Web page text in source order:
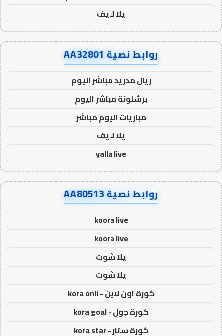
يلا لايف
روابط نصية AA32801
ريال مدريد مباشر اليوم
برشلونة مباشر اليوم
مباريات اليوم مباشر
يلا لايف
yalla live
روابط نصية AA80513
koora live
koora live
يلا شوت
يلا شوت
كورة اون لاين - kora onli
كورة جول - kora goal
كورة ستار - kora star